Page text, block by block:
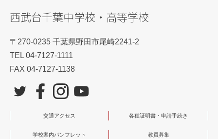
西武台千葉中学校・高等学校
〒270-0235 千葉県野田市尾崎2241-2
TEL 04-7127-1111
FAX 04-7127-1138
交通アクセス 各種証明書・申請手続き
学校案内パンフレット 教員募集